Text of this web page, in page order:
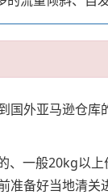
国外亚马逊仓
、一般20kg以
备好当地清关